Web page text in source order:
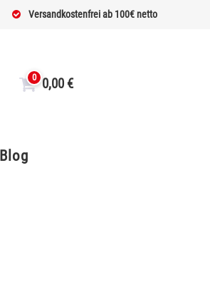
Versandkostenfrei ab 100€ netto
0 0,00 €
Blog